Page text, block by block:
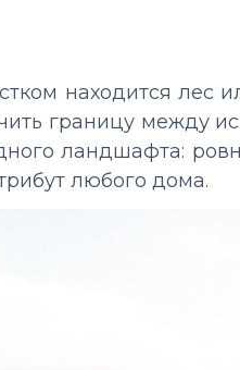
находится лес
границу между
ландшафта:
любого дома.